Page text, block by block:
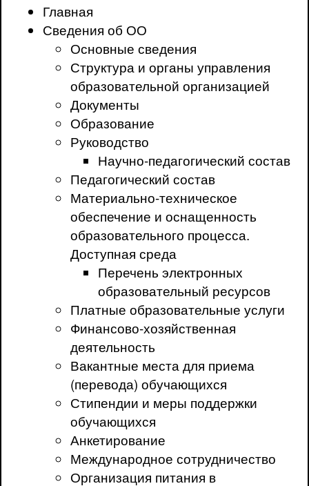
Главная
Сведения об ОО
Основные сведения
Структура и органы управления
образовательной организацией
Документы
Образование
Руководство
Научно-педагогический состав
Педагогический состав
Материально-техническое
обеспечение и оснащенность
образовательного процесса.
Доступная среда
Перечень электронных
образовательный ресурсов
Платные образовательные услуги
Финансово-хозяйственная
деятельность
Вакантные места для приема
(перевода) обучающихся
Стипендии и меры поддержки
обучающихся
Анкетирование
Международное сотрудничество
Организация питания в